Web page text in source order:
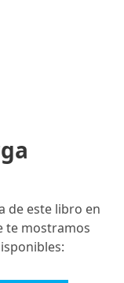
de este libro en
te mostramos